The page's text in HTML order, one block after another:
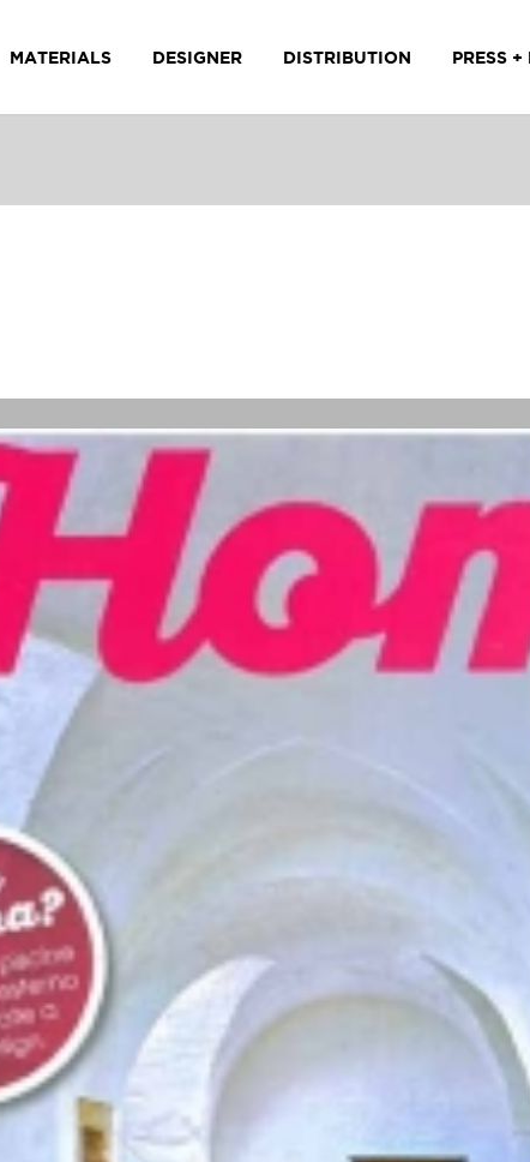
MATERIALS DESIGNER DISTRIBUTION PRESS +